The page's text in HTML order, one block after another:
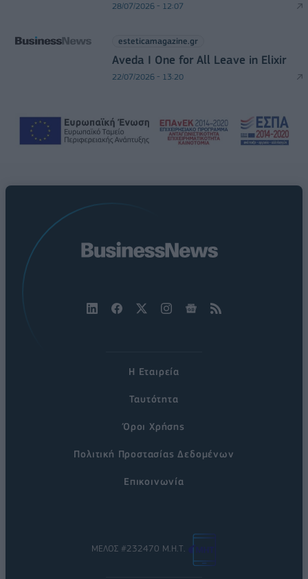
28/07/2026 - 12:07
esteticamagazine.gr
Aveda I One for All Leave in Elixir
22/07/2026 - 13:20
Η Εταιρεία
Ταυτότητα
Όροι Χρήσης
Πολιτική Προστασίας Δεδομένων
Επικοινωνία
ΜΕΛΟΣ #232470 Μ.Η.Τ.